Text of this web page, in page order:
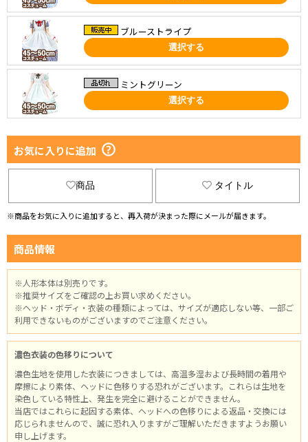
ブルーストライプ
選択する
ミントグリーン
選択する
お気に入りに追加
商品 タイトル
※商品をお気に入りに追加すると、再入荷が決まった際にメールが届きます。
商品情報
※人形本体は別売りです。
※推奨サイズをご確認の上お買い求めください。
※ヘッド・ボディ・衣装の種類によっては、サイズが適応しない等、一部ご
利用できないものがございますのでご注意ください。
濃色衣装の色移りについて
濃色生地を使用した衣装につきましては、高温多湿および長時間の着用や
摩擦により素体、ヘッドに色移りする恐れがございます。これらは生地を
染色している特性上、発生を完全に避けることができません。
当店ではこれらに起因する素体、ヘッドへの色移りによる返品・交換には
応じられませんので、誠に恐れ入りますがご理解いただきますようお願い
申し上げます。